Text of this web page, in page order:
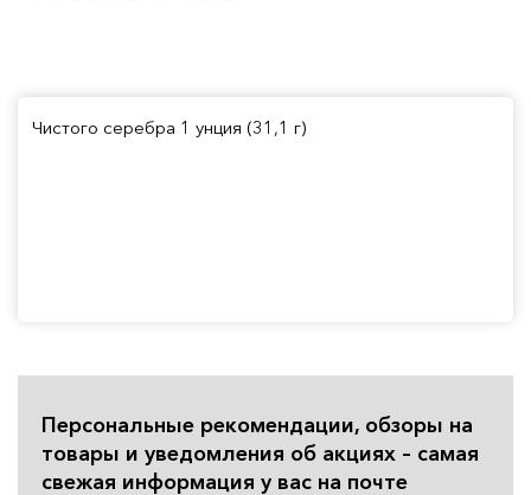
Чистого серебра 1 унция (31,1 г)
Персональные рекомендации, обзоры на
товары и уведомления об акциях – самая
свежая информация у вас на почте